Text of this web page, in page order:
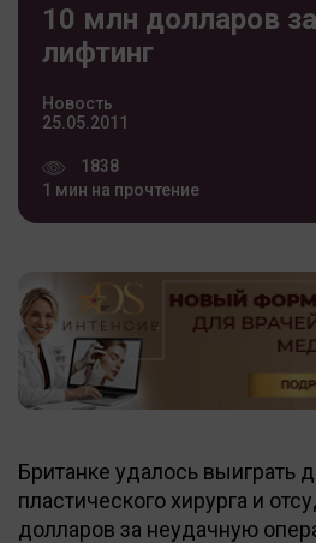
10 млн долларов
лифтинг
Новость
25.05.2011
1838
1 мин на прочтение
Британке удалось выиграть
пластического хирурга и
долларов за неудачную